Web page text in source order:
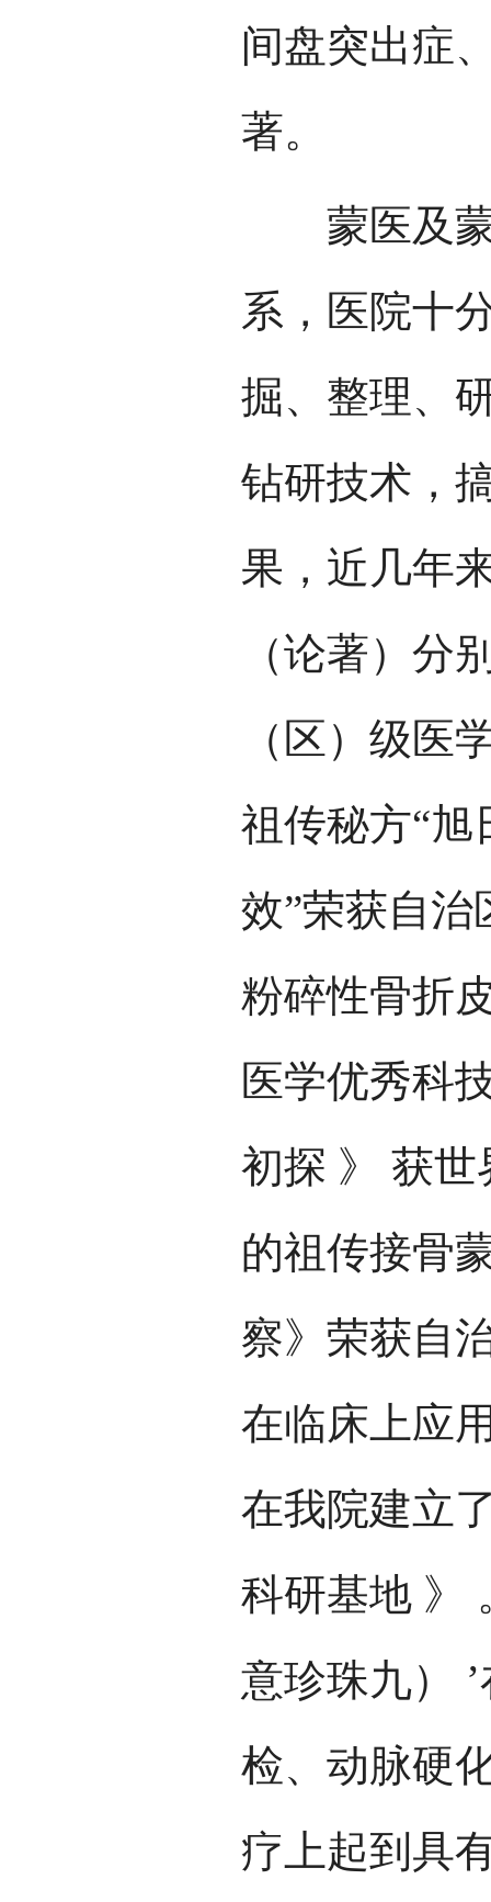
间盘突出症
著。
蒙医及蒙
系，医院十
掘、整理、
钻研技术，
果，近几年
（论著）分
（区）级医
祖传秘方“旭
效”荣获自治
粉碎性骨折
医学优秀科
初探 》 获
的祖传接骨
察》荣获自
在临床上应
在我院建立
科研基地 》
意珍珠九）
检、动脉硬
疗上起到具